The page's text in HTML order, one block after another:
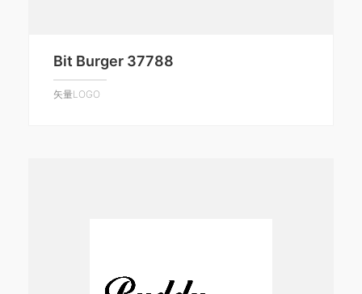
Bit Burger 37788
矢量LOGO